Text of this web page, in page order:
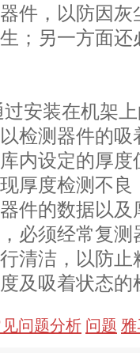
件，以防因
；另一方面还
安装在机架
检测器件的
内设定的厚度
厚度检测不良
件的数据以
必须经常复
清洁，以防
及吸着状态的
问题分析 问题